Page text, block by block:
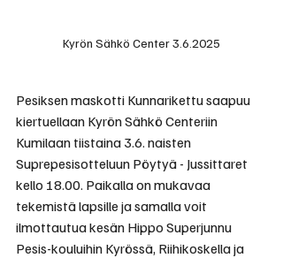
Kyrön Sähkö Center 3.6.2025
Pesiksen maskotti Kunnarikettu saapuu
kiertuellaan Kyrön Sähkö Centeriin
Kumilaan tiistaina 3.6. naisten
Suprepesisotteluun Pöytyä - Jussittaret
kello 18.00. Paikalla on mukavaa
tekemistä lapsille ja samalla voit
ilmottautua kesän Hippo Superjunnu
Pesis-kouluihin Kyrössä, Riihikoskella ja